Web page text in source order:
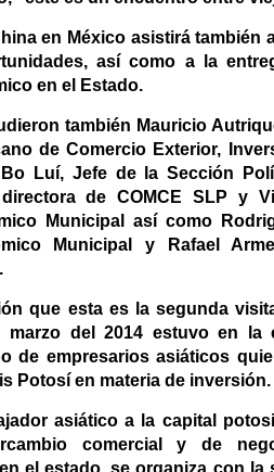
en México asistirá también
así como a la
en el Estado.
también Mauricio
de Comercio Exterior,
Luí, Jefe de la Sección
directora de COMCE SLP y
Municipal así como
Municipal y Rafael
que esta es la segunda
marzo del 2014 estuvo en
de empresarios asiáticos
Potosí en materia de inversión.
asiático a la capital
comercial y de
el estado, se organiza con la